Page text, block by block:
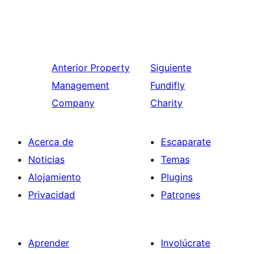
Anterior Property
Management
Company
Siguiente
Fundifly
Charity
Acerca de
Noticias
Alojamiento
Privacidad
Escaparate
Temas
Plugins
Patrones
Aprender
Involúcrate